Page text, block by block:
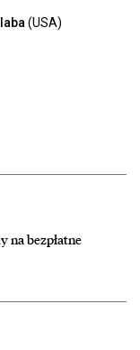
(USA)
na bezpłatne
Zapraszamy na
m. st. Warszawy